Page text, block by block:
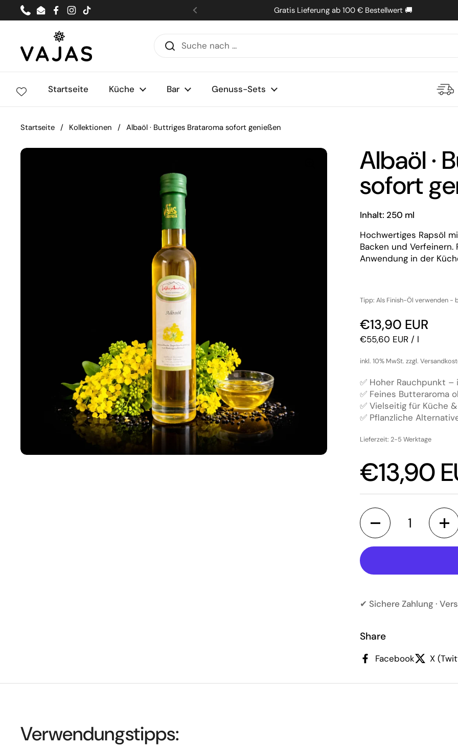
Zum Inhalt springen
PhoneEmailFacebook
Instagram
TikTok Zurück Gratis Lieferung ab 100 € Bestellwert 🚚
Startseite Küche Bar Genuss-Sets
Startseite / Kollektionen / Albaöl · Buttriges Brataroma sofort genießen
Albaöl ·
sofort
Inhalt: 250 ml
Hochwertiges Rapsöl
Backen und
Anwendung in der
Tipp: Als Finish-Öl verwenden -
Regulärer Preis
€13,90 EUR
Stückpreis
€55,60 EUR / l
inkl. 10% MwSt. zzgl.
✅ Hoher Rauchpunkt –
✅ Feines Butteraroma
✅ Vielseitig für Küche
✅ Pflanzliche
Lieferzeit: 2-5 Werktage
€13,90
Anzahl
✔ Sichere Zahlung ·
Share
Facebook X
Verwendungstipps: